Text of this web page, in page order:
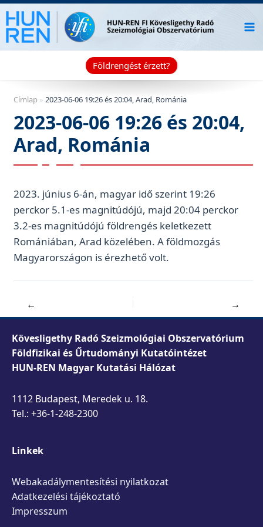
Skip
to
content
Földrengést érzett?
Címlap » 2023-06-06 19:26 és 20:04, Arad, Románia
2023-06-06 19:26 és 20:04,
Arad, Románia
2023. június 6-án, magyar idő szerint 19:26
perckor 5.1-es magnitúdójú, majd 20:04 perckor
3.2-es magnitúdójú földrengés keletkezett
Romániában, Arad közelében. A földmozgás
Magyarországon is érezhető volt.
← →
Kövesligethy Radó Szeizmológiai Obszervatórium
Földfizikai és Űrtudományi Kutatóintézet
HUN-REN Magyar Kutatási Hálózat
1112 Budapest, Meredek u. 18.
Tel.: +36-1-248-2300
Linkek
Webakadálymentesítési nyilatkozat
Adatkezelési tájékoztató
Impresszum